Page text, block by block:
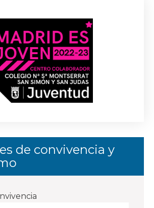
de convivencia y